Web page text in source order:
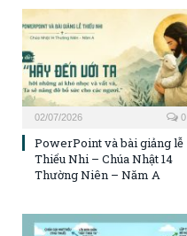
02/07/2026 0
PowerPoint và bài giảng lễ
Thiếu Nhi – Chúa Nhật 14
Thường Niên – Năm A